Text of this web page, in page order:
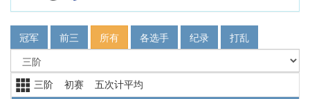
冠军 前三 所有 各选手 纪录 打乱
三阶 初赛 五次计平均